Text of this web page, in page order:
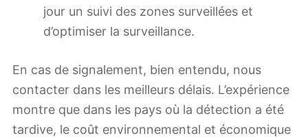
jour un suivi des zones surveillées et
d’optimiser la surveillance.
En cas de signalement, bien entendu, nous
contacter dans les meilleurs délais. L’expérience
montre que dans les pays où la détection a été
tardive, le coût environnemental et économique